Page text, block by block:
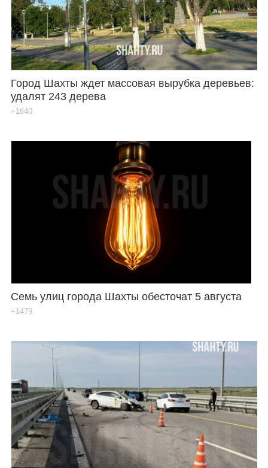
Город Шахты ждет массовая вырубка деревьев:
удалят 243 дерева
+1640
Семь улиц города Шахты обесточат 5 августа
+1479